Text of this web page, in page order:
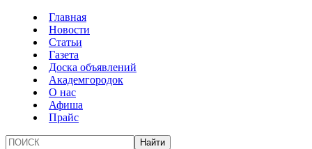
Главная
Новости
Статьи
Газета
Доска объявлений
Академгородок
О нас
Афиша
Прайс